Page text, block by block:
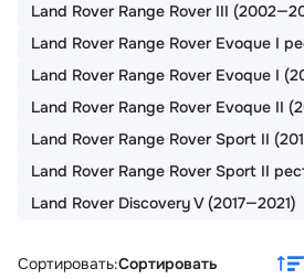
Land Rover Range Rover III
Land Rover Range Rover Evoque I
Land Rover Range Rover Evoque I
Land Rover Range Rover Evoque II
Land Rover Range Rover Sport II
Land Rover Range Rover Sport II
Land Rover Discovery V (2017—2021)
Сортировать:Сортировать